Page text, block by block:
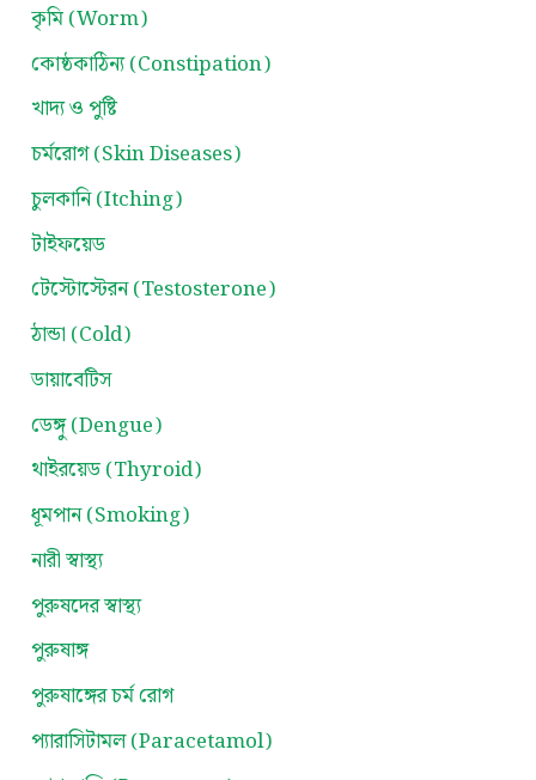
কৃমি (Worm)
কোষ্ঠকাঠিন্য (Constipation)
খাদ্য ও পুষ্টি
চর্মরোগ (Skin Diseases)
চুলকানি (Itching)
টাইফয়েড
টেস্টোস্টেরন (Testosterone)
ঠান্ডা (Cold)
ডায়াবেটিস
ডেঙ্গু (Dengue)
থাইরয়েড (Thyroid)
ধূমপান (Smoking)
নারী স্বাস্থ্য
পুরুষদের স্বাস্থ্য
পুরুষাঙ্গ
পুরুষাঙ্গের চর্ম রোগ
প্যারাসিটামল (Paracetamol)